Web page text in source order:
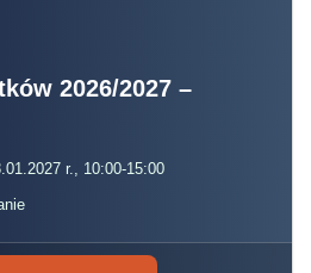
2026/2027 –
r., 10:00-15:00